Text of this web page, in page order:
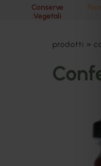
Conserve
Vegetali
prodotti >